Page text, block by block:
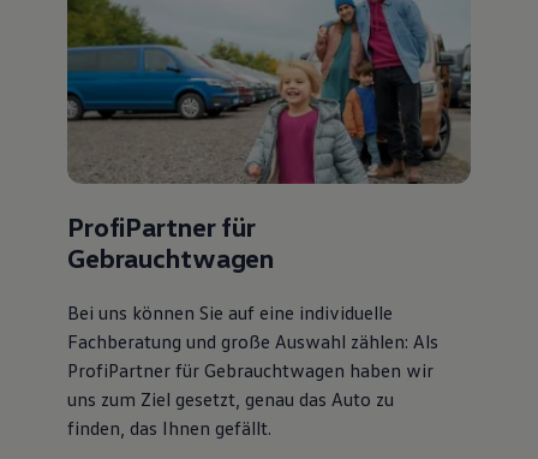
ProfiPartner für
Gebrauchtwagen
Bei uns können Sie auf eine individuelle
Fachberatung und große Auswahl zählen: Als
ProfiPartner für Gebrauchtwagen haben wir
uns zum Ziel gesetzt, genau das Auto zu
finden, das Ihnen gefällt.